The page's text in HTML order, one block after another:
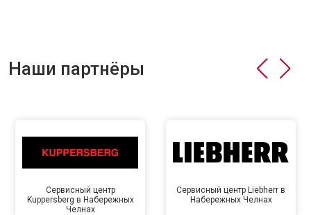
Наши партнёры
Сервисный центр
Kuppersberg в Набережных
Челнах
Сервисный центр Liebherr в
Набережных Челнах